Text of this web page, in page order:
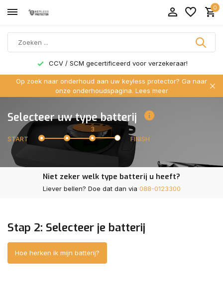
0
CCV / SCM gecertificeerd voor verzekeraar!
Op zoek naar onderhoud aan uw keyless protector? Ga naar
onze onderhoudspagina. Lees meer
Selecteer uw type batterij
START
3
FINISH
Niet zeker welk type batterij u heeft?
Liever bellen? Doe dat dan via 088-0123300
Stap 2: Selecteer je batterij
Hoe herken ik mijn batterij?